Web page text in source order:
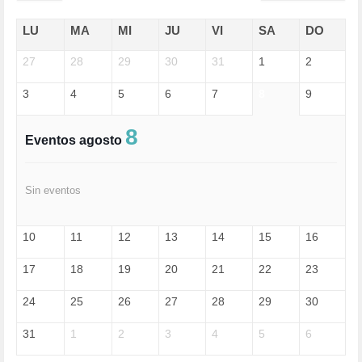
EDGAR MORIN (1)
EMIGRACIÓN (4)
ESPECULACIÓN (2)
FELICIDAD (1)
FRANCISCO (5)
GUERRA (133)
HUMOR (1)
IA (1)
INMIGRACIÓN (145)
LU MA MI JU VI SA DO
27 28 29 30 31 1 2
3 4 5 6 7 9
Eventos agosto 8
Sin eventos
10 11 12 13 14 15 16
17 18 19 20 21 22 23
24 25 26 27 28 29 30
31 1 2 3 4 5 6